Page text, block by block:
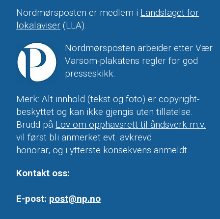
Nordmørsposten er medlem i Landslaget for
lokalaviser (LLA).
Nordmørsposten arbeider etter Vær
Varsom-plakatens regler for god
presseskikk.
Merk: Alt innhold (tekst og foto) er copyright-
beskyttet og kan ikke gjengis uten tillatelse.
Brudd på Lov om opphavsrett til åndsverk m.v.
vil først bli anmerket evt. avkrevd
honorar, og i ytterste konsekvens anmeldt.
Kontakt oss:
E-post: post@np.no